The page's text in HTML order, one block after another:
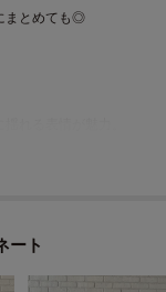
まとめても◎
めます。
＊＊＊＊